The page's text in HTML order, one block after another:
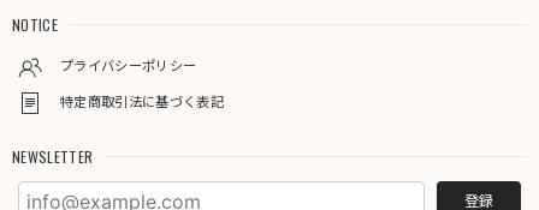
NOTICE
プライバシーポリシー
特定商取引法に基づく表記
NEWSLETTER
登録